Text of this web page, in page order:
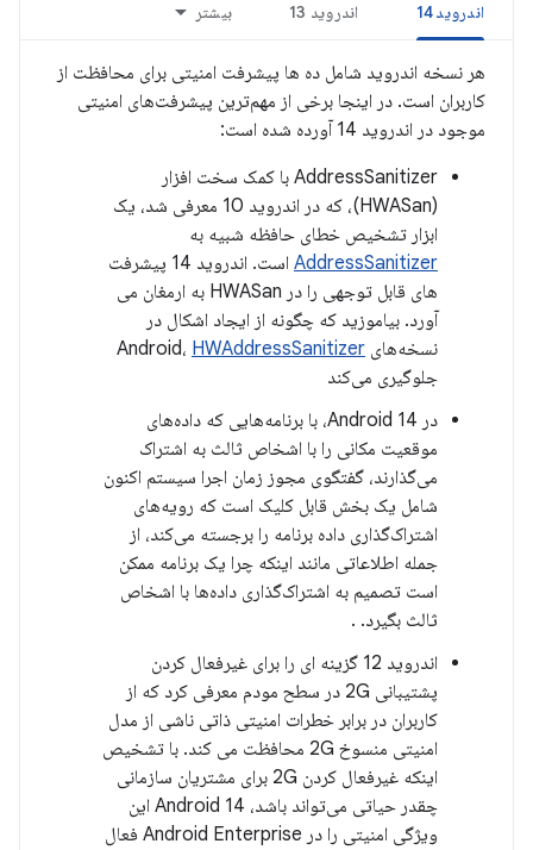
اندروید 14 اندروید 13 بیشتر
هر نسخه اندروید شامل ده ها پیشرفت امنیتی برای محافظت از
کاربران است. در اینجا برخی از مهم‌ترین پیشرفت‌های امنیتی
موجود در اندروید 14 آورده شده است:
AddressSanitizer با کمک سخت افزار
(HWASan)، که در اندروید 10 معرفی شد، یک
ابزار تشخیص خطای حافظه شبیه به
AddressSanitizer
است. اندروید 14 پیشرفت
های قابل توجهی را در HWASan به ارمغان می
آورد. بیاموزید که چگونه از ایجاد اشکال در
نسخه‌های Android، HWAddressSanitizer
جلوگیری می‌کند
در Android 14، با برنامه‌هایی که داده‌های
موقعیت مکانی را با اشخاص ثالث به اشتراک
می‌گذارند، گفتگوی مجوز زمان اجرا سیستم اکنون
شامل یک بخش قابل کلیک است که رویه‌های
اشتراک‌گذاری داده برنامه را برجسته می‌کند، از
جمله اطلاعاتی مانند اینکه چرا یک برنامه ممکن
است تصمیم به اشتراک‌گذاری داده‌ها با اشخاص
ثالث بگیرد. .
اندروید 12 گزینه ای را برای غیرفعال کردن
پشتیبانی 2G در سطح مودم معرفی کرد که از
کاربران در برابر خطرات امنیتی ذاتی ناشی از مدل
امنیتی منسوخ 2G محافظت می کند. با تشخیص
اینکه غیرفعال کردن 2G برای مشتریان سازمانی
چقدر حیاتی می‌تواند باشد، Android 14 این
ویژگی امنیتی را در Android Enterprise فعال